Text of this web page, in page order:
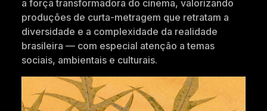
a força transformadora do cinema, valorizando
produções de curta-metragem que retratam a
diversidade e a complexidade da realidade
brasileira — com especial atenção a temas
sociais, ambientais e culturais.